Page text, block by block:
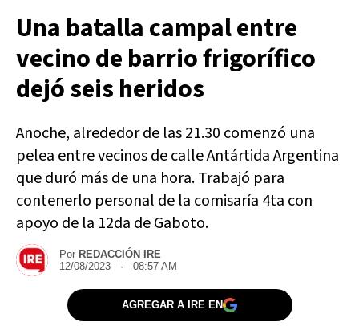
Una batalla campal entre
vecino de barrio frigorífico
dejó seis heridos
Anoche, alrededor de las 21.30 comenzó una
pelea entre vecinos de calle Antártida Argentina
que duró más de una hora. Trabajó para
contenerlo personal de la comisaría 4ta con
apoyo de la 12da de Gaboto.
Por REDACCIÓN IRE
12/08/2023 · 08:57 AM
AGREGAR A IRE EN